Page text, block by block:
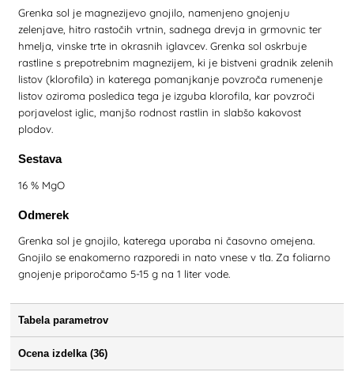
Grenka sol je magnezijevo gnojilo, namenjeno gnojenju
zelenjave, hitro rastočih vrtnin, sadnega drevja in grmovnic ter
hmelja, vinske trte in okrasnih iglavcev. Grenka sol oskrbuje
rastline s prepotrebnim magnezijem, ki je bistveni gradnik zelenih
listov (klorofila) in katerega pomanjkanje povzroča rumenenje
listov oziroma posledica tega je izguba klorofila, kar povzroči
porjavelost iglic, manjšo rodnost rastlin in slabšo kakovost
plodov.
Sestava
16 % MgO
Odmerek
Grenka sol je gnojilo, katerega uporaba ni časovno omejena.
Gnojilo se enakomerno razporedi in nato vnese v tla. Za foliarno
gnojenje priporočamo 5-15 g na 1 liter vode.
Tabela parametrov
Ocena izdelka (36)